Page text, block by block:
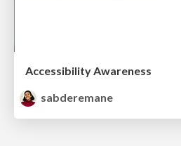
Accessibility Awareness
sabderemane